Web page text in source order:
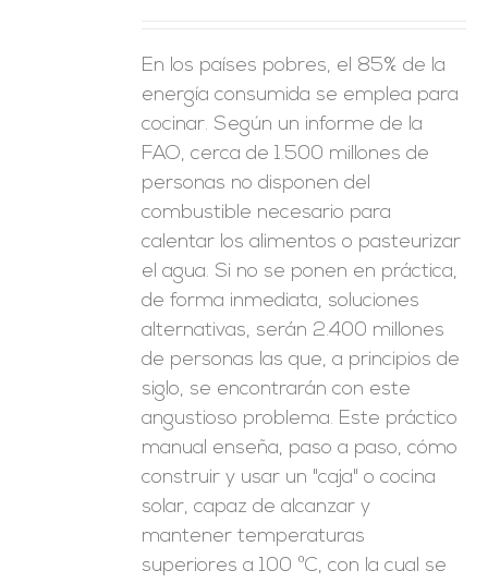
En los países pobres, el 85% de la
energía consumida se emplea para
cocinar. Según un informe de la
FAO, cerca de 1.500 millones de
personas no disponen del
combustible necesario para
calentar los alimentos o pasteurizar
el agua. Si no se ponen en práctica,
de forma inmediata, soluciones
alternativas, serán 2.400 millones
de personas las que, a principios de
siglo, se encontrarán con este
angustioso problema. Este práctico
manual enseña, paso a paso, cómo
construir y usar un "caja" o cocina
solar, capaz de alcanzar y
mantener temperaturas
superiores a 100 ºC, con la cual se